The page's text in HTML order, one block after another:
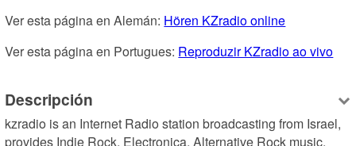
Ver esta página en Alemán: Hören KZradio online
Ver esta página en Portugues: Reproduzir KZradio ao vivo
Descripción
kzradio is an Internet Radio station broadcasting from Israel,
provides Indie Rock, Electronica, Alternative Rock music.